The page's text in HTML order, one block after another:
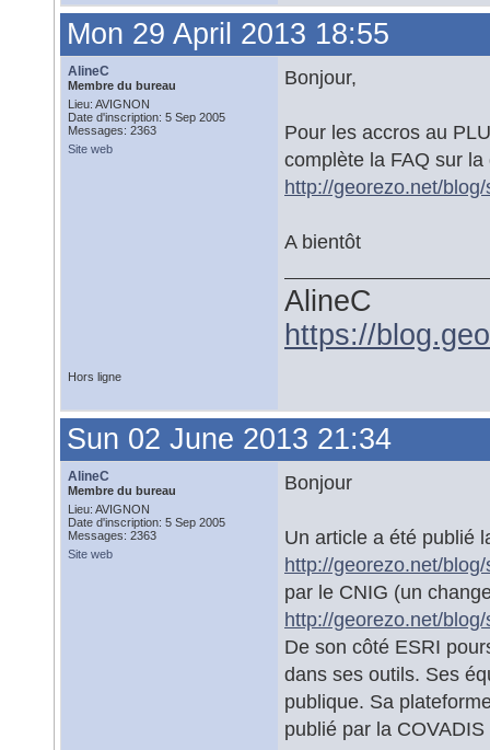
Mon 29 April 2013 18:55
AlineC
Membre du bureau
Lieu: AVIGNON
Date d'inscription: 5 Sep 2005
Messages: 2363
Site web
Bonjour,
Pour les accros au
complète la FAQ sur
http://georezo.net/
A bientôt
AlineC
https://
Hors ligne
Sun 02 June 2013 21:34
AlineC
Membre du bureau
Lieu: AVIGNON
Date d'inscription: 5 Sep 2005
Messages: 2363
Site web
Bonjour
Un article a été publié
http://georezo.net/
par le CNIG (un
http://georezo.net/
De son côté ESRI
dans ses outils. Ses
publique. Sa
publié par la